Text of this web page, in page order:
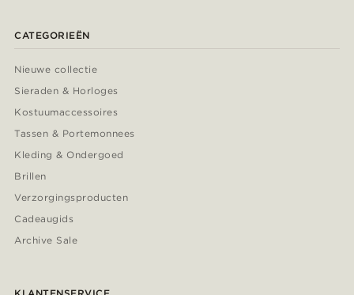
CATEGORIEËN
Nieuwe collectie
Sieraden & Horloges
Kostuumaccessoires
Tassen & Portemonnees
Kleding & Ondergoed
Brillen
Verzorgingsproducten
Cadeaugids
Archive Sale